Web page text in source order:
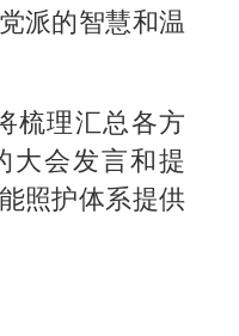
派的智慧和温
梳理汇总各方
大会发言和提
照护体系提供